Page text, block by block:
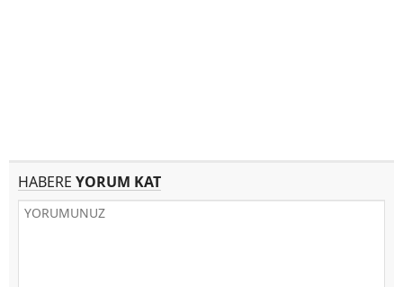
HABERE YORUM KAT